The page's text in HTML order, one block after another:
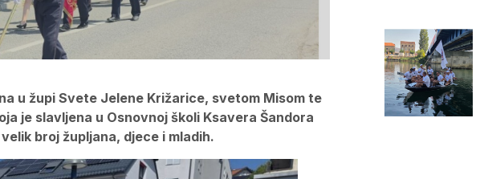
u župi Svete Jelene Križarice, svetom Misom te
je slavljena u Osnovnoj školi Ksavera Šandora
broj župljana, djece i mladih.